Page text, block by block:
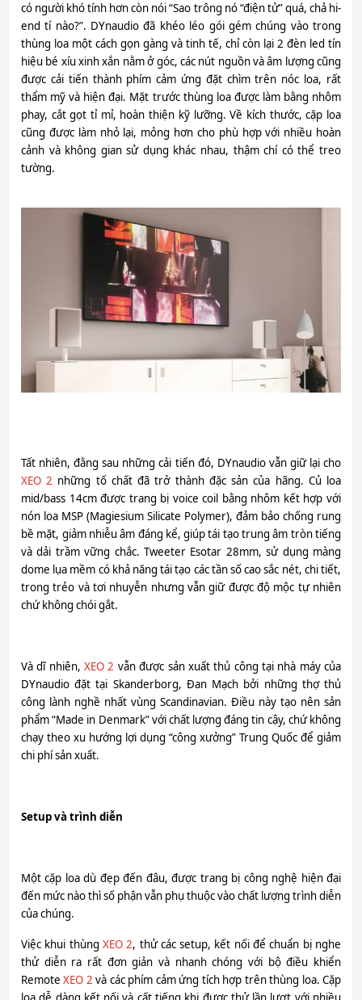
có người khó tính hơn còn nói “Sao trông nó “điện tử” quá, chả hi-
end tí nào?”. DYnaudio đã khéo léo gói gém chúng vào trong
thùng loa một cách gọn gàng và tinh tế, chỉ còn lại 2 đèn led tín
hiệu bé xíu xinh xắn nằm ở góc, các nút nguồn và âm lượng cũng
được cải tiến thành phím cảm ứng đặt chìm trên nóc loa, rất
thẩm mỹ và hiện đại. Mặt trước thùng loa được làm bằng nhôm
phay, cắt gọt tỉ mỉ, hoàn thiện kỹ lưỡng. Về kích thước, cặp loa
cũng được làm nhỏ lại, mỏng hơn cho phù hợp với nhiều hoàn
cảnh và không gian sử dụng khác nhau, thậm chí có thể treo
tường.
Tất nhiên, đằng sau những cải tiến đó, DYnaudio vẫn giữ lại cho
XEO 2 những tố chất đã trở thành đặc sản của hãng. Củ loa
mid/bass 14cm được trang bị voice coil bằng nhôm kết hợp với
nón loa MSP (Magiesium Silicate Polymer), đảm bảo chống rung
bề mặt, giảm nhiễu âm đáng kể, giúp tái tạo trung âm tròn tiếng
và dải trầm vững chắc. Tweeter Esotar 28mm, sử dụng màng
dome lụa mềm có khả năng tái tạo các tần số cao sắc nét, chi tiết,
trong trẻo và tơi nhuyễn nhưng vẫn giữ được độ mộc tự nhiên
chứ không chói gắt.
Và dĩ nhiên,XEO 2 vẫn được sản xuất thủ công tại nhà máy của
DYnaudio đặt tại Skanderborg, Đan Mạch bởi những thợ thủ
công lành nghề nhất vùng Scandinavian. Điều này tạo nên sản
phẩm “Made in Denmark” với chất lượng đáng tin cậy, chứ không
chạy theo xu hướng lợi dụng “công xưởng” Trung Quốc để giảm
chi phí sản xuất.
Setup và trình diễn
Một cặp loa dù đẹp đến đâu, được trang bị công nghệ hiện đại
đến mức nào thì số phận vẫn phụ thuộc vào chất lượng trình diễn
của chúng.
Việc khui thùng XEO 2, thử các setup, kết nối để chuẩn bị nghe
thử diễn ra rất đơn giản và nhanh chóng với bộ điều khiển
RemoteXEO 2 và các phím cảm ứng tích hợp trên thùng loa. Cặp